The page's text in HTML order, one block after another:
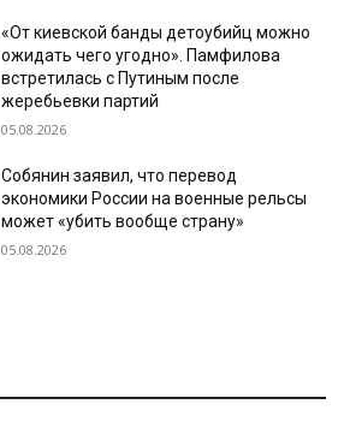
«От киевской банды детоубийц можно
ожидать чего угодно». Памфилова
встретилась с Путиным после
жеребьевки партий
05.08.2026
Собянин заявил, что перевод
экономики России на военные рельсы
может «убить вообще страну»
05.08.2026